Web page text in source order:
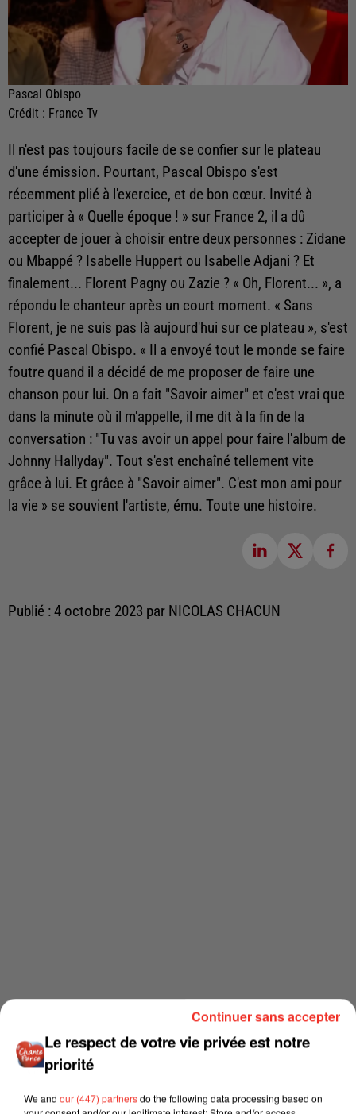
Pascal Obispo
Crédit : France Tv
Il n'est pas toujours facile de se confier sur le plateau
d'une émission. Pourtant, Pascal Obispo s'est
récemment plié à l'exercice, et de bon cœur. Invité à
participer à « Quelle époque ! » sur France 2, il a dû
accepter de jouer à choisir entre deux personnes : Zidane
ou Mbappé ? Isabelle Huppert ou Isabelle Adjani ? Et
finalement... Florent Pagny ou Zazie ? « Oh, Florent... », a
répondu le chanteur après un court moment. « Sans
Florent, je ne suis pas là aujourd'hui sur ce plateau », s'est
confié Pascal Obispo. « Il a envoyé tout le monde se faire
foutre quand il a décidé de me proposer de faire une
chanson pour lui. On a fait "Savoir aimer" et c'est vrai que
dans la minute où il m'appelle, il me dit à la fin de la
conversation : "Tu vas avoir un appel pour faire l'album de
Johnny Hallyday". Tout s'est enchaîné tellement vite
grâce à lui. Et grâce à "Savoir aimer". C'est mon ami pour
la vie » se souvient l'artiste, ému. Toute une histoire.
Publié : 4 octobre 2023 par NICOLAS CHACUN
Le respect de votre vie privée est notre
priorité
We and our (447) partnersdo the following data processing based on
Continuer sans accepter